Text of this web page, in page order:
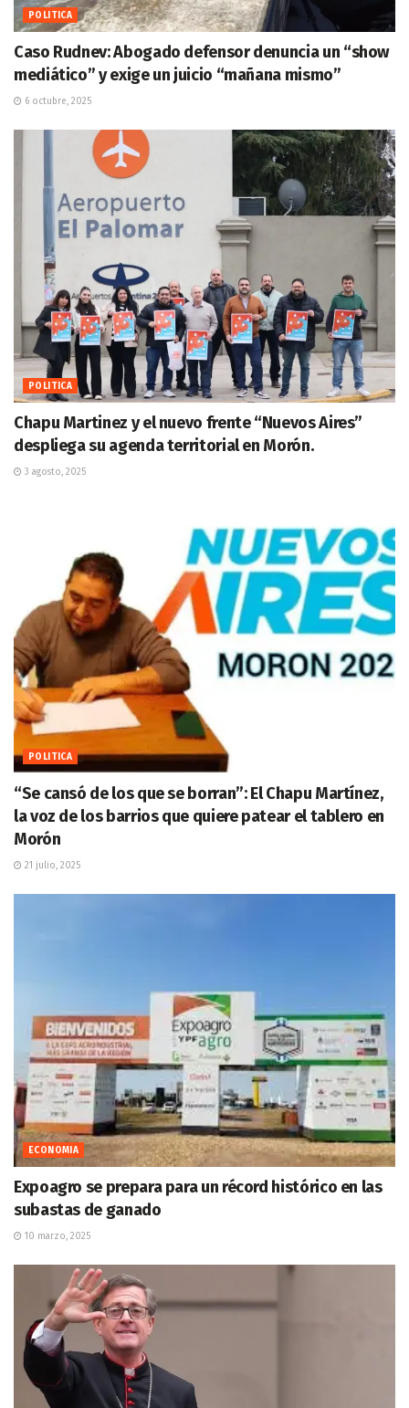
POLITICA
Caso Rudnev: Abogado defensor denuncia un “show
mediático” y exige un juicio “mañana mismo”
6 octubre, 2025
POLITICA
Chapu Martinez y el nuevo frente “Nuevos Aires”
despliega su agenda territorial en Morón.
3 agosto, 2025
POLITICA
“Se cansó de los que se borran”: El Chapu Martínez,
la voz de los barrios que quiere patear el tablero en
Morón
21 julio, 2025
ECONOMIA
Expoagro se prepara para un récord histórico en las
subastas de ganado
10 marzo, 2025